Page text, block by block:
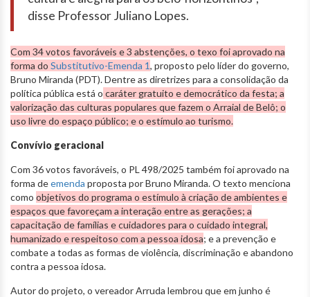
disse Professor Juliano Lopes.
Com 34 votos favoráveis e 3 abstenções, o texo foi aprovado na
forma do Substitutivo-Emenda 1, proposto pelo líder do governo,
Bruno Miranda (PDT). Dentre as diretrizes para a consolidação da
política pública está o caráter gratuito e democrático da festa; a
valorização das culturas populares que fazem o Arraial de Belô; o
uso livre do espaço público; e o estímulo ao turismo.
Convívio geracional
Com 36 votos favoráveis, o PL 498/2025 também foi aprovado na
forma deemenda proposta por Bruno Miranda. O texto menciona
como objetivos do programa o estímulo à criação de ambientes e
espaços que favoreçam a interação entre as gerações; a
capacitação de famílias e cuidadores para o cuidado integral,
humanizado e respeitoso com a pessoa idosa; e a prevenção e
combate a todas as formas de violência, discriminação e abandono
contra a pessoa idosa.
Autor do projeto, o vereador Arruda lembrou que em junho é